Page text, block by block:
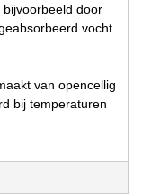
door
vocht
van opencellig
bij temperaturen